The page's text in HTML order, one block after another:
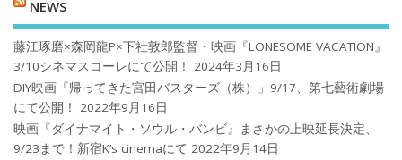
NEWS
藤江琢磨×森岡龍P×下社敦郎監督・映画『LONESOME VACATION』
3/10シネマスコーレにて公開！
2024年3月16日
DIY映画『帰ってきた宮田バスターズ（株）」9/17、第七藝術劇場
にて公開！
2022年9月16日
映画『ダイナマイト・ソウル・バンビ』まさかの上映延長決定、
9/23まで！新宿K’s cinemaにて 2022年9月14日